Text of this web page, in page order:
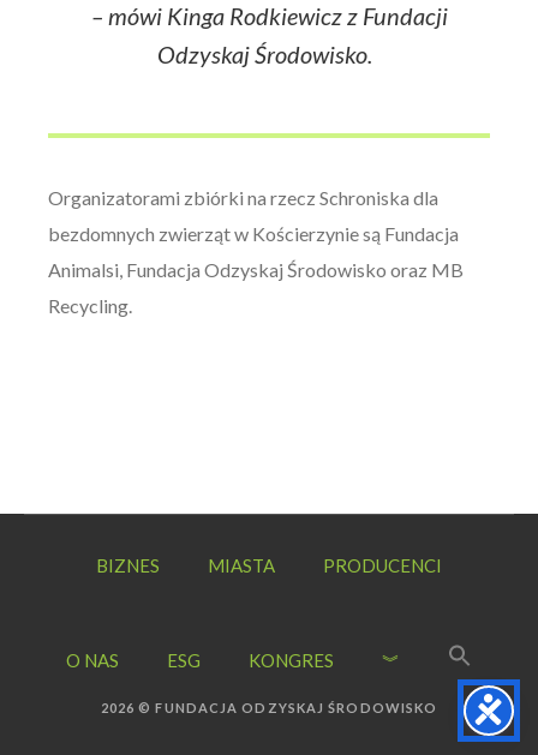
– mówi Kinga Rodkiewicz z Fundacji
Odzyskaj Środowisko.
Organizatorami zbiórki na rzecz Schroniska dla
bezdomnych zwierząt w Kościerzynie są Fundacja
Animalsi, Fundacja Odzyskaj Środowisko oraz MB
Recycling.
BIZNES MIASTA PRODUCENCI
O NAS ESG KONGRES ︾
2026 © FUNDACJA ODZYSKAJ ŚRODOWISKO